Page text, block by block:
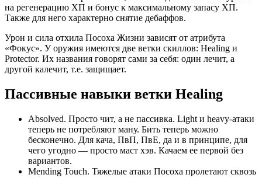
на регенерацию ХП и бонус к максимальному запасу ХП.
Также для него характерно снятие дебаффов.
Урон и сила отхила Посоха Жизни зависят от атрибута
«Фокус». У оружия имеются две ветки скиллов: Healing и
Protector. Их названия говорят сами за себя: один лечит, а
другой калечит, т.е. защищает.
Пассивные навыки ветки Healing
Absolved. Просто чит, а не пассивка. Light и heavy-атаки
теперь не потребляют ману. Бить теперь можно
бесконечно. Для кача, ПвП, ПвЕ, да и в принципе, для
чего угодно — просто маст хэв. Качаем ее первой без
вариантов.
Mending Touch. Тяжелые атаки Посоха пролетают сквозь